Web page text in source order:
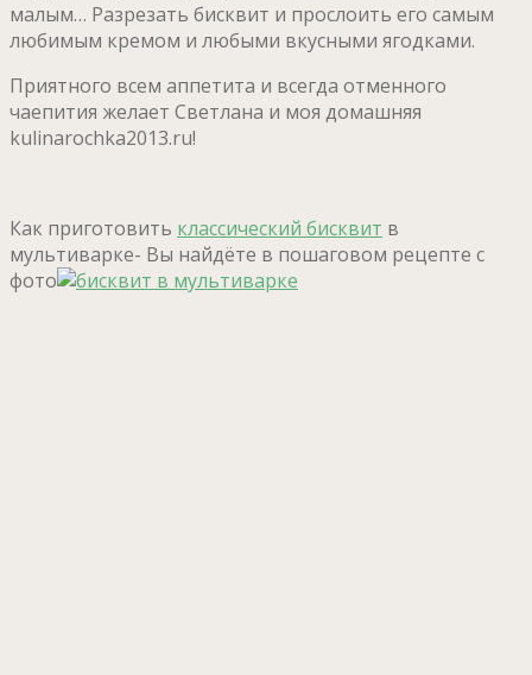
малым… Разрезать бисквит и прослоить его самым
любимым кремом и любыми вкусными ягодками.
Приятного всем аппетита и всегда отменного
чаепития желает Светлана и моя домашняя
kulinarochka2013.ru!
Как приготовить классический бисквит в
мультиварке- Вы найдёте в пошаговом рецепте с
фото